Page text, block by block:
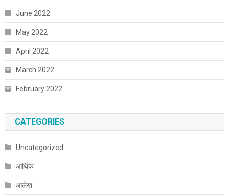
June 2022
May 2022
April 2022
March 2022
February 2022
CATEGORIES
Uncategorized
आर्थिक
आलेख